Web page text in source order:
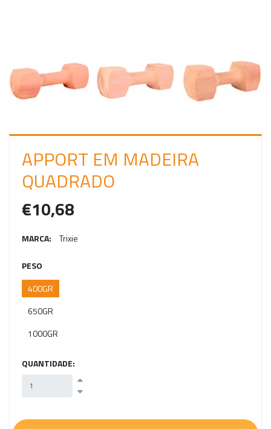
S
O
APPORT EM MADEIRA
QUADRADO
€10,68
MARCA: Trixie
PESO
400GR
650GR
1000GR
QUANTIDADE: